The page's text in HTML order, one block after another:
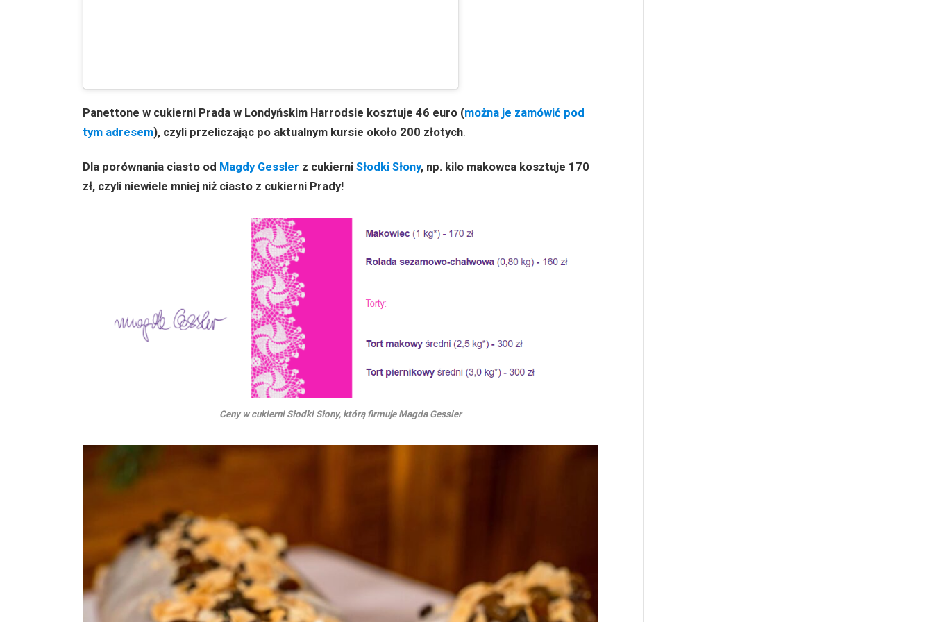
Panettone w cukierni Prada w Londyńskim Harrodsie kosztuje 46 euro (można je zamówić pod
tym adresem), czyli przeliczając po aktualnym kursie około 200 złotych.
Dla porównania ciasto od Magdy Gessler z cukierni Słodki Słony, np. kilo makowca kosztuje 170
zł, czyli niewiele mniej niż ciasto z cukierni Prady!
Ceny w cukierni Słodki Słony, którą firmuje Magda Gessler